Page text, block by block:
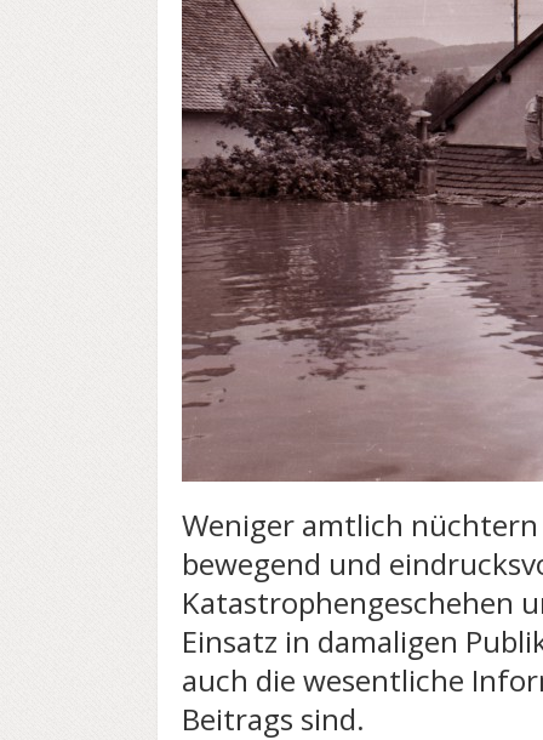
Weniger amtlich
bewegend und
Katastrophengeschehen
Einsatz in damaligen
auch die wesentliche
Beitrags sind.